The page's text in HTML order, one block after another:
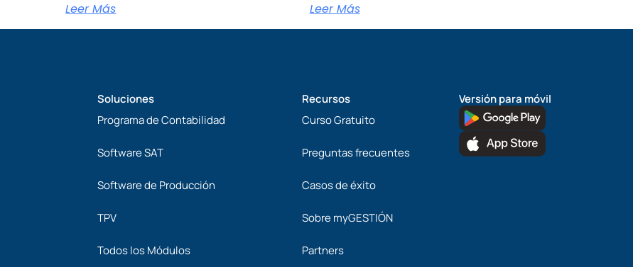
Leer Más Leer Más
Soluciones
Programa de Contabilidad
Software SAT
Software de Producción
TPV
Todos los Módulos
Recursos
Curso Gratuito
Preguntas frecuentes
Casos de éxito
Sobre myGESTIÓN
Partners
Versión para móvil